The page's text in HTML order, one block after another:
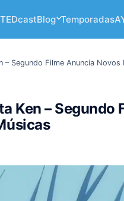
Blog Temporadas
– Segundo Filme Anuncia
Ken –